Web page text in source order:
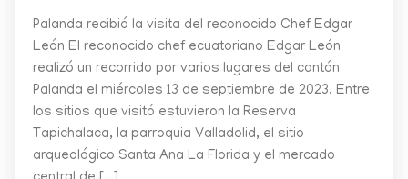
Palanda recibió la visita del reconocido Chef Edgar
León El reconocido chef ecuatoriano Edgar León
realizó un recorrido por varios lugares del cantón
Palanda el miércoles 13 de septiembre de 2023. Entre
los sitios que visitó estuvieron la Reserva
Tapichalaca, la parroquia Valladolid, el sitio
arqueológico Santa Ana La Florida y el mercado